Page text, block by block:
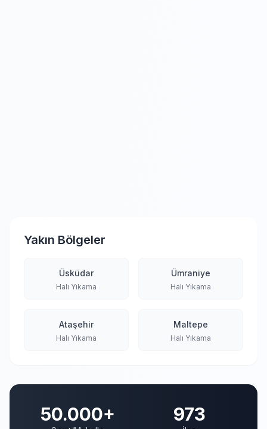
Yakın Bölgeler
Üsküdar
Halı Yıkama
Ümraniye
Halı Yıkama
Ataşehir
Halı Yıkama
Maltepe
Halı Yıkama
50.000+ 973